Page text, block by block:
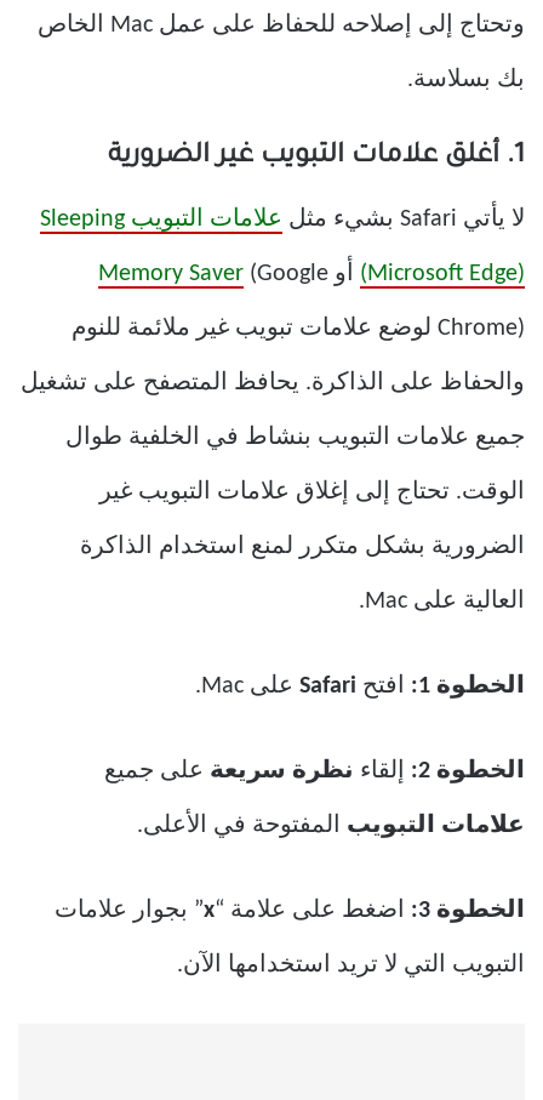
وتحتاج إلى إصلاحه للحفاظ على عمل Mac الخاص
بك بسلاسة.
1. أغلق علامات التبويب غير الضرورية
لا يأتي Safari بشيء مثل علامات التبويب Sleeping
(Microsoft Edge) أو Memory Saver (Google
Chrome) لوضع علامات تبويب غير ملائمة للنوم
والحفاظ على الذاكرة. يحافظ المتصفح على تشغيل
جميع علامات التبويب بنشاط في الخلفية طوال
الوقت. تحتاج إلى إغلاق علامات التبويب غير
الضرورية بشكل متكرر لمنع استخدام الذاكرة
العالية على Mac.
الخطوة 1: افتح Safari على Mac.
الخطوة 2: إلقاء نظرة سريعة على جميع
علامات التبويب المفتوحة في الأعلى.
الخطوة 3: اضغط على علامة “x” بجوار علامات
التبويب التي لا تريد استخدامها الآن.